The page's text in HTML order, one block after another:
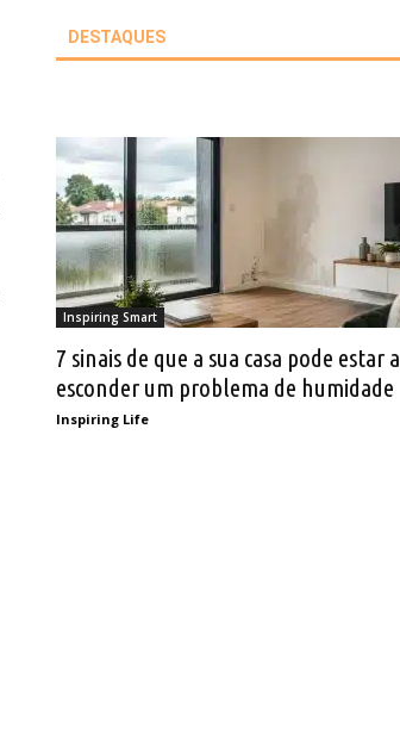
DESTAQUES
Inspiring Smart
7 sinais de que a sua casa pode estar a
esconder um problema de humidade
Inspiring Life